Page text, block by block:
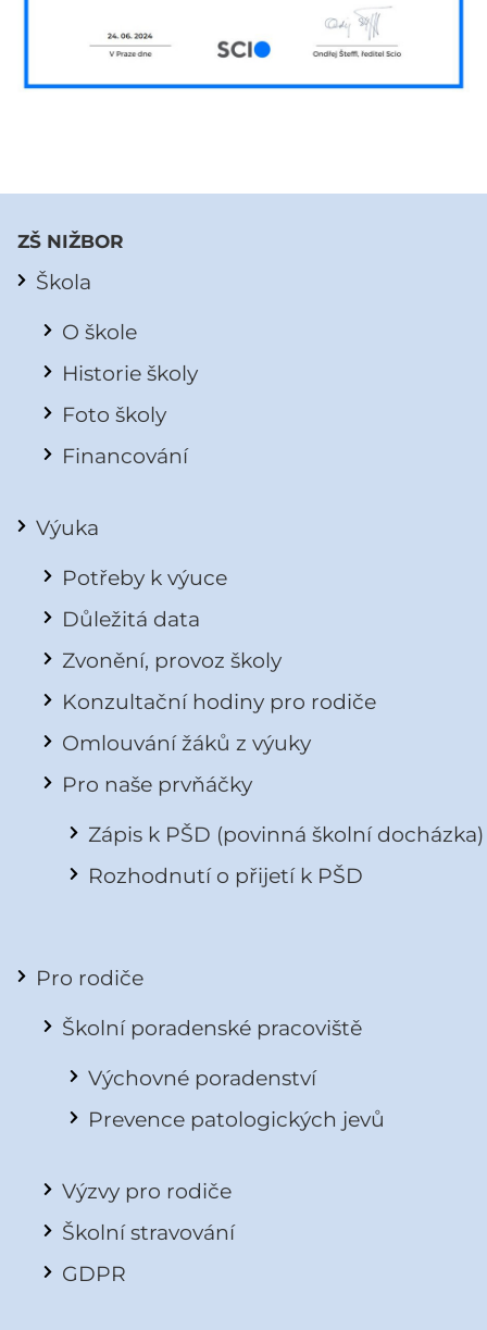
ZŠ NIŽBOR
Škola
O škole
Historie školy
Foto školy
Financování
Výuka
Potřeby k výuce
Důležitá data
Zvonění, provoz školy
Konzultační hodiny pro rodiče
Omlouvání žáků z výuky
Pro naše prvňáčky
Zápis k PŠD (povinná školní docházka)
Rozhodnutí o přijetí k PŠD
Pro rodiče
Školní poradenské pracoviště
Výchovné poradenství
Prevence patologických jevů
Výzvy pro rodiče
Školní stravování
GDPR